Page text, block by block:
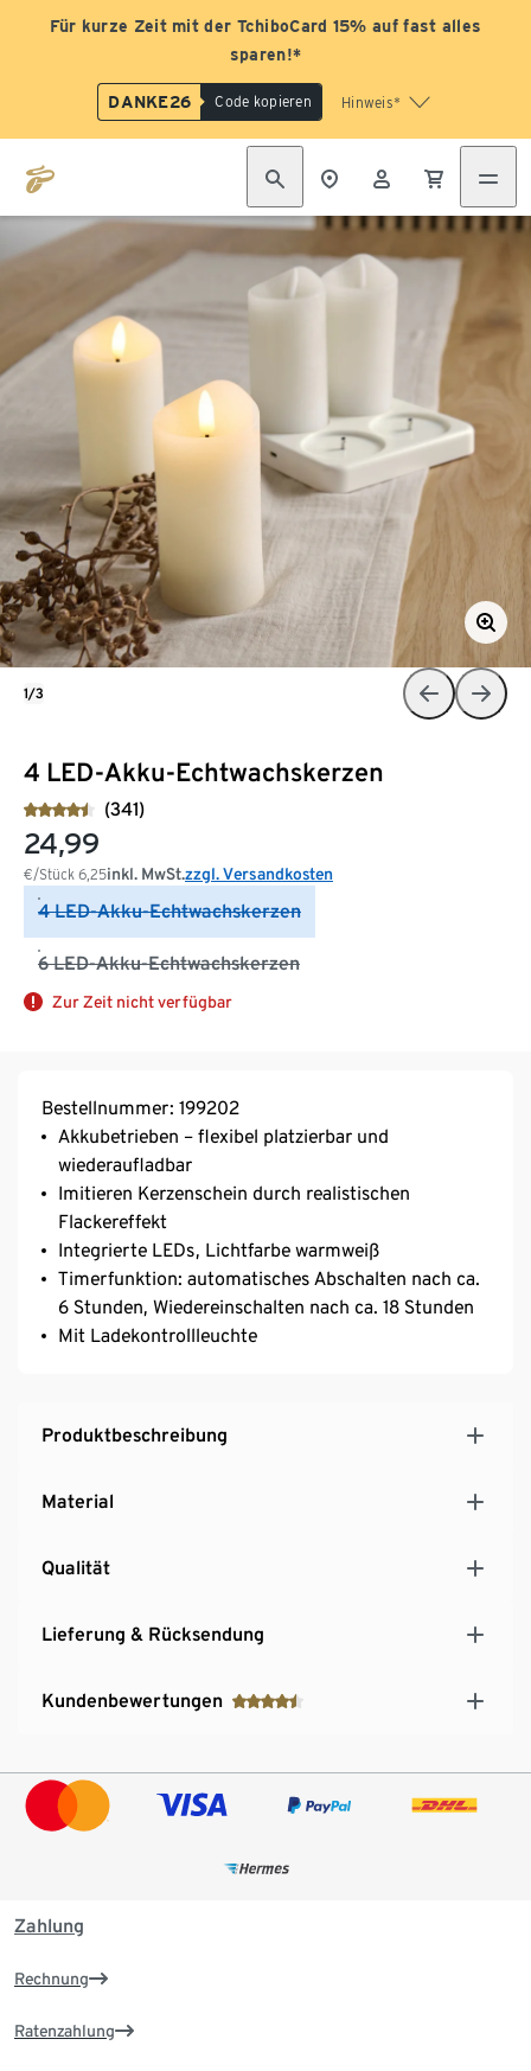
Für kurze Zeit mit der TchiboCard 15% auf fast alles
sparen!*
DANKE26 Code kopieren Hinweis*
4 LED-Akku-Echtwachskerzen
(341)
24,99
€/Stück 6,25inkl. MwSt.zzgl. Versandkosten
4 LED-Akku-Echtwachskerzen
6 LED-Akku-Echtwachskerzen
Zur Zeit nicht verfügbar
1/3
Bestellnummer: 199202
Akkubetrieben – flexibel platzierbar und
wiederaufladbar
Imitieren Kerzenschein durch realistischen
Flackereffekt
Integrierte LEDs, Lichtfarbe warmweiß
Timerfunktion: automatisches Abschalten nach ca.
6 Stunden, Wiedereinschalten nach ca. 18 Stunden
Mit Ladekontrollleuchte
Produktbeschreibung
Material
Qualität
Lieferung & Rücksendung
Kundenbewertungen
Zahlung
Rechnung
Ratenzahlung